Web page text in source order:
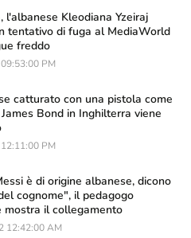
l'albanese Kleodiana Yzeiraj
tentativo di fuga al MediaWorld
freddo
PM
catturato con una pistola come
Bond in Inghilterra viene
PM
è di origine albanese, dicono
cognome", il pedagogo
mostra il collegamento
12:42:00 AM